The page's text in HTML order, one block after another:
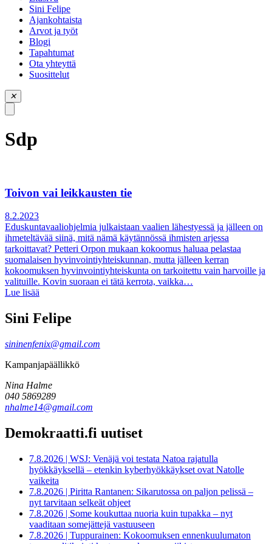
piilota
valikkoSini Felipe
Ajankohtaista
Arvot ja työt
Blogi
Tapahtumat
Ota yhteyttä
Suosittelut
✕
Sdp
Toivon vai leikkausten tie
8.2.2023
Eduskuntavaaliohjelmia julkaistaan vaalien lähestyessä ja jälleen on
ihmeteltävää siinä, mitä nämä käytännössä ihmisten arjessa
tarkoittavat? Petteri Orpon mukaan kokoomus haluaa pelastaa
suomalaisen hyvinvointiyhteiskunnan, mutta jälleen kerran
kokoomuksen hyvinvointiyhteiskunta on tarkoitettu vain harvoille ja
valituille. Kovin suoraan ei tätä kerrota, vaikka…
Lue lisää
Sini Felipe
sininenfenix@gmail.com
Kampanjapäällikkö
Nina Halme
040 5869289
nhalme14@gmail.com
Demokraatti.fi uutiset
7.8.2026 | WSJ: Venäjä voi testata Natoa rajatulla
hyökkäyksellä – etenkin kyberhyökkäykset ovat Natolle
vaikeita
7.8.2026 | Piritta Rantanen: Sikarutossa on paljon pelissä –
nyt tarvitaan selkeät ohjeet
7.8.2026 | Some koukuttaa nuoria kuin tupakka – nyt
vaaditaan somejättejä vastuuseen
7.8.2026 | Tuppurainen: Kokoomuksen ennenkuulumaton